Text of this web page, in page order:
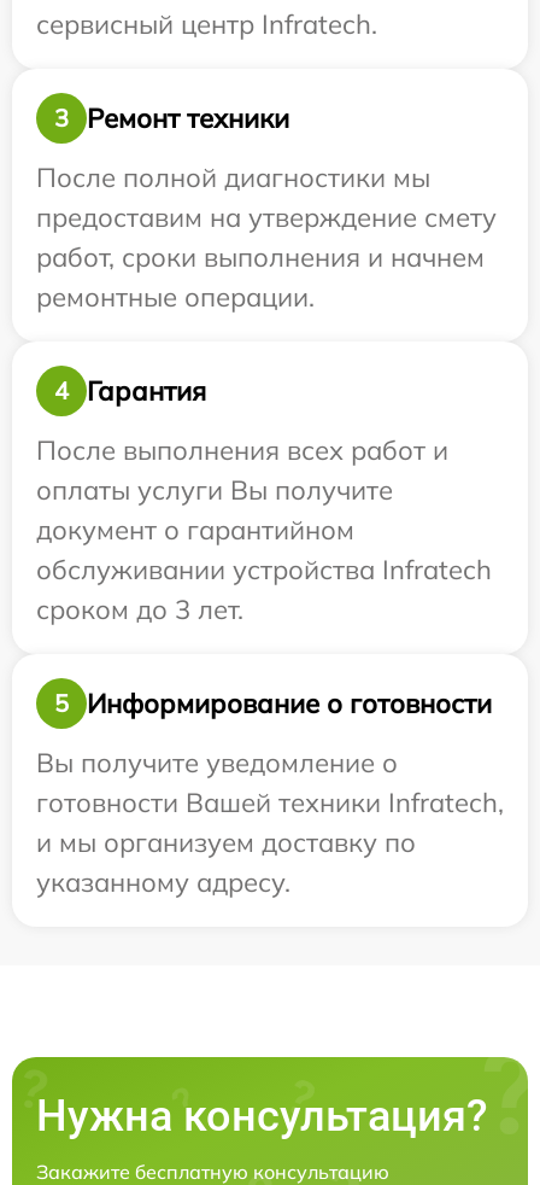
сервисный центр Infratech.
3
Ремонт техники
После полной диагностики мы
предоставим на утверждение смету
работ, сроки выполнения и начнем
ремонтные операции.
4
Гарантия
После выполнения всех работ и
оплаты услуги Вы получите
документ о гарантийном
обслуживании устройства Infratech
сроком до 3 лет.
5
Информирование о готовности
Вы получите уведомление о
готовности Вашей техники Infratech,
и мы организуем доставку по
указанному адресу.
Нужна консультация?
Закажите бесплатную консультацию